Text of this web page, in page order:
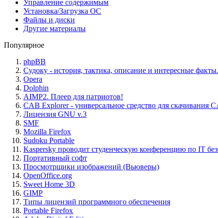
Управление содержимым
Установка/Загрузка ОС
Файлы и диски
Другие материалы
Популярное
phpBB
Судоку - история, тактика, описание и интересные факты.
Opera
Dolphin
AIMP2. Плеер для патриотов!
CAB Explorer - универсальное средство для скачивания
Лицензия GNU v.3
SMF
Mozilla Firefox
Sudoku Portable
Kaspersky проводит студенческую конференцию по IT
Портативный софт
Просмотрщики изображений (Вьюверы)
OpenOffice.org
Sweet Home 3D
GIMP
Типы лицензий программного обеспечения
Portable Firefox